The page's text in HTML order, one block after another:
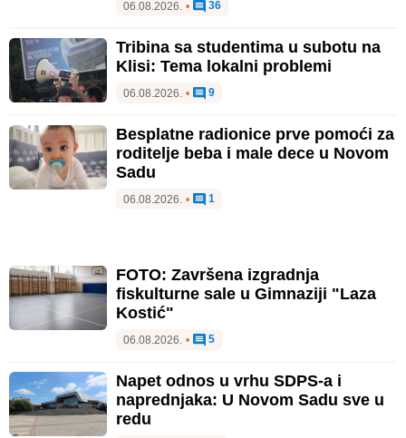
06.08.2026. • 36
Tribina sa studentima u subotu na
Klisi: Tema lokalni problemi
06.08.2026. • 9
Besplatne radionice prve pomoći za
roditelje beba i male dece u Novom
Sadu
06.08.2026. • 1
FOTO: Završena izgradnja
fiskulturne sale u Gimnaziji "Laza
Kostić"
06.08.2026. • 5
Napet odnos u vrhu SDPS-a i
naprednjaka: U Novom Sadu sve u
redu